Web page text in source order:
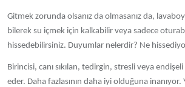
Gitmek zorunda olsanız da olmasanız da,
bilerek su içmek için kalkabilir veya sadece
hissedebilirsiniz. Duyumlar nelerdir? Ne
Birincisi, canı sıkılan, tedirgin, stresli veya
eder. Daha fazlasının daha iyi olduğuna inanıyor.